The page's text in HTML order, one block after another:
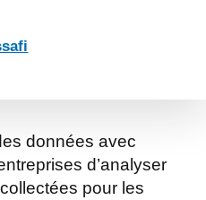
données avec
d’analyser
pour les